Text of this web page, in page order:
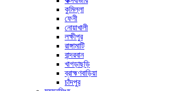
কুমিল্লা
ফেনী
নোয়াখালী
লক্ষীপুর
রাঙ্গামাটি
বান্দরবান
খাগড়াছড়ি
ব্রাহ্মণবাড়িয়া
চাঁদপুর